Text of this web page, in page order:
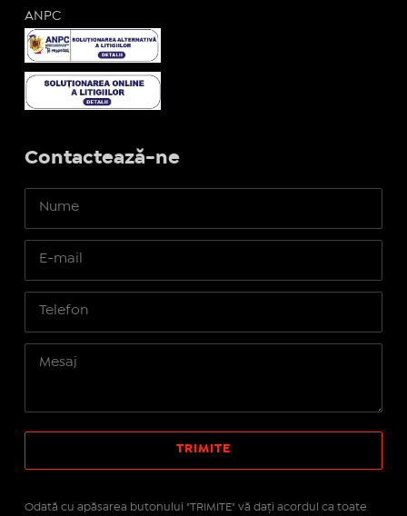
ANPC
Contactează-ne
Odată cu apăsarea butonului "TRIMITE" vă daţi acordul ca toate